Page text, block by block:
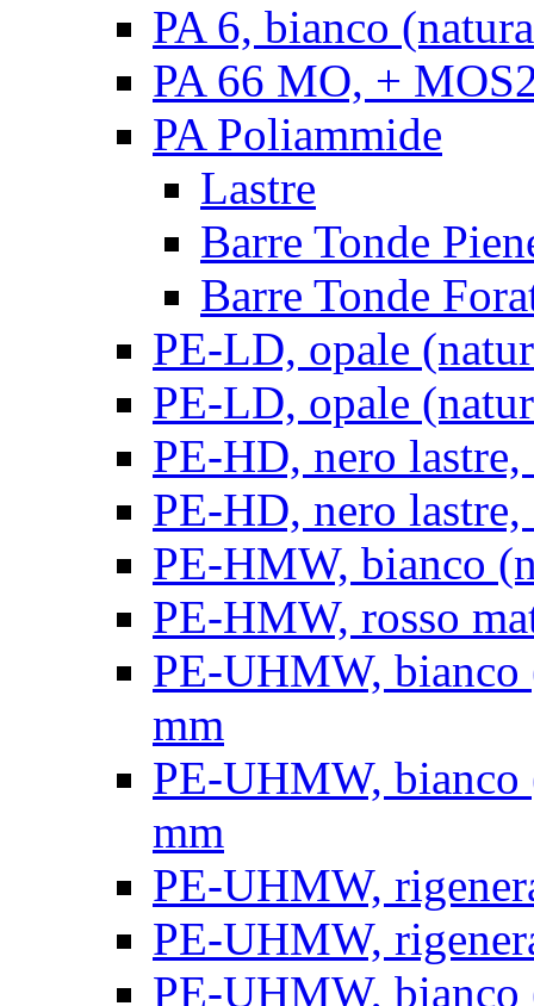
PA 6, bianco
PA 66 MO, +
PA Poliammide
Lastre
Barre Tonde
Barre Tonde
PE-LD, opale
PE-LD, opale
PE-HD, nero lastre,
PE-HD, nero lastre,
PE-HMW, bianco
PE-HMW, rosso
PE-UHMW, bianco
mm
PE-UHMW, bianco
mm
PE-UHMW,
PE-UHMW,
PE-UHMW,